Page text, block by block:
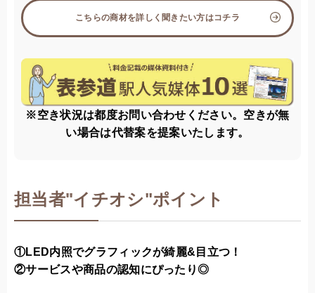
こちらの商材を詳しく聞きたい方はコチラ
※空き状況は都度お問い合わせください。空きが無
い場合は代替案を提案いたします。
担当者"イチオシ"ポイント
①LED内照でグラフィックが綺麗&目立つ！
②サービスや商品の認知にぴったり◎